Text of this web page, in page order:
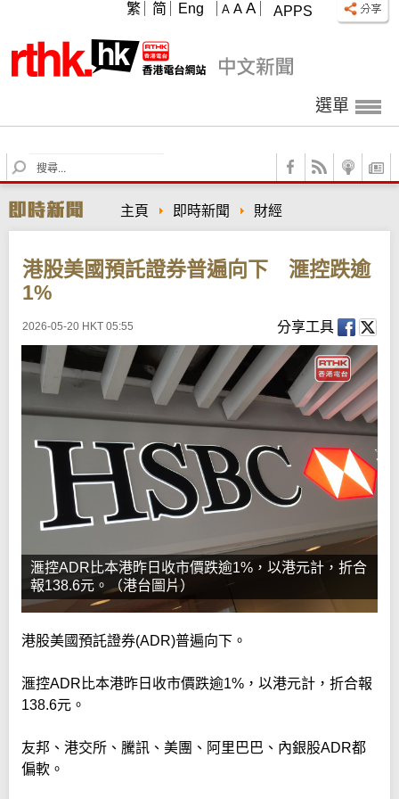
APPS
A A A
繁 简 Eng
選單
S
e
r
c
主頁 即時新聞 財經
港股美國預託證券普遍向下 滙控跌逾
1%
2026-05-20 HKT 05:55 分享工具
滙控ADR比本港昨日收市價跌逾1%，以港元計，折合
報138.6元。（港台圖片）
港股美國預託證券(ADR)普遍向下。
滙控ADR比本港昨日收市價跌逾1%，以港元計，折合報
138.6元。
友邦、港交所、騰訊、美團、阿里巴巴、內銀股ADR都
偏軟。